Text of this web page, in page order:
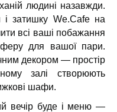
людині назавжди.
і затишку We.Cafe на
всі ваші побажання
для вашої пари.
декором — простір
залі створюють
шафи.
вечір буде і меню —